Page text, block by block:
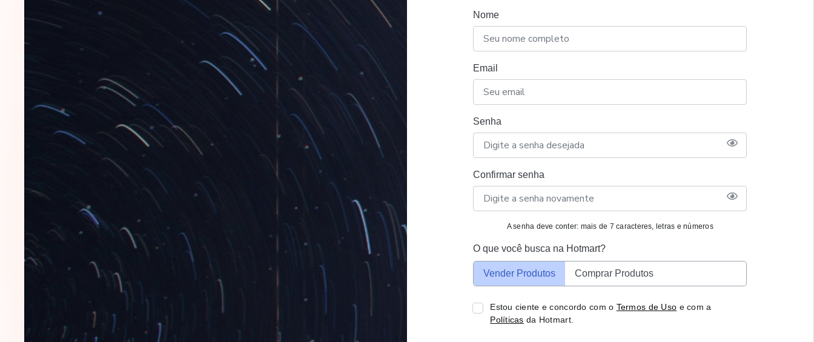
Nome
Email
Senha
Confirmar senha
A senha deve conter: mais de 7 caracteres, letras e números
O que você busca na Hotmart?
Vender Produtos Comprar Produtos
Estou ciente e concordo com o Termos de Uso e com a
Políticas da Hotmart.